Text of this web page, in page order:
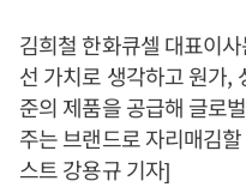
김희철 한화큐셀 대표이
선 가치로 생각하고 원가,
준의 제품을 공급해 글로
주는 브랜드로 자리매김
스트 강용규 기자]